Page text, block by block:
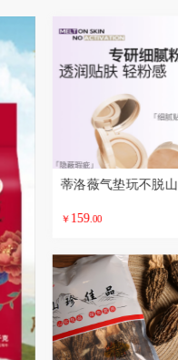
￥ 159.00